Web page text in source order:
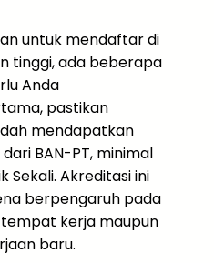
untuk mendaftar di
tinggi, ada beberapa
Anda
pastikan
mendapatkan
BAN-PT, minimal
Sekali. Akreditasi ini
berpengaruh pada
kerja maupun
baru.